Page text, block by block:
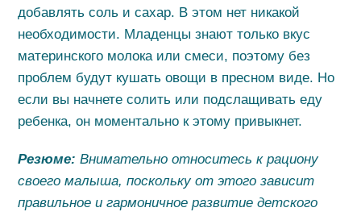
добавлять соль и сахар. В этом нет никакой
необходимости. Младенцы знают только вкус
материнского молока или смеси, поэтому без
проблем будут кушать овощи в пресном виде. Но
если вы начнете солить или подслащивать еду
ребенка, он моментально к этому привыкнет.
Резюме:Внимательно относитесь к рациону
своего малыша, поскольку от этого зависит
правильное и гармоничное развитие детского